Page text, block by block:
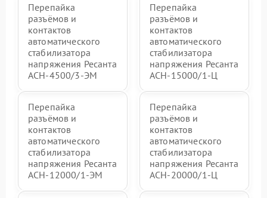
Перепайка
разъёмов и
контактов
автоматического
стабилизатора
напряжения Ресанта
АСН-4500/3-ЭМ
Перепайка
разъёмов и
контактов
автоматического
стабилизатора
напряжения Ресанта
АСН-15000/1-Ц
Перепайка
разъёмов и
контактов
автоматического
стабилизатора
напряжения Ресанта
АСН-12000/1-ЭМ
Перепайка
разъёмов и
контактов
автоматического
стабилизатора
напряжения Ресанта
АСН-20000/1-Ц